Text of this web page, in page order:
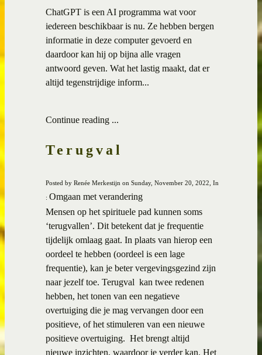
ChatGPT is een AI programma wat voor
iedereen beschikbaar is nu. Ze hebben bergen
informatie in deze computer gevoerd en
daardoor kan hij op bijna alle vragen
antwoord geven. Wat het lastig maakt, dat er
altijd tegenstrijdige inform...
Continue reading ...
Terugval
Posted by Renée Merkestijn on Sunday, November 20, 2022, In
: Omgaan met verandering
Mensen op het spirituele pad kunnen soms
‘terugvallen’. Dit betekent dat je frequentie
tijdelijk omlaag gaat. In plaats van hierop een
oordeel te hebben (oordeel is een lage
frequentie), kan je beter vergevingsgezind zijn
naar jezelf toe. Terugval kan twee redenen
hebben, het tonen van een negatieve
overtuiging die je mag vervangen door een
positieve, of het stimuleren van een nieuwe
positieve overtuiging. Het brengt altijd
nieuwe inzichten, waardoor je verder kan. Het